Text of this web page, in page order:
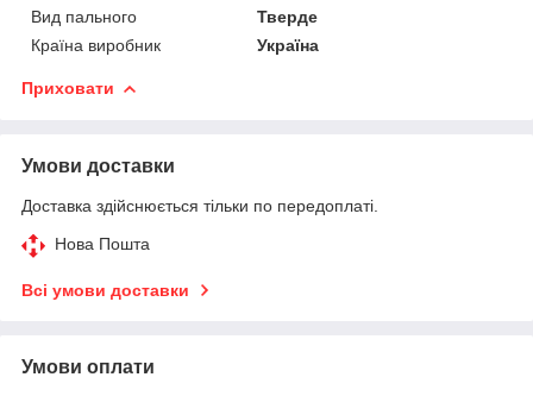
Вид пального
Тверде
Країна виробник
Україна
Приховати
Умови доставки
Доставка здійснюється тільки по передоплаті.
Нова Пошта
Всі умови доставки
Умови оплати